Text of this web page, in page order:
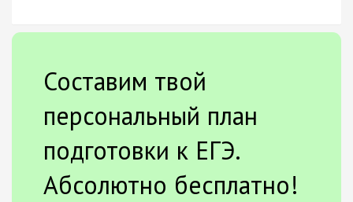
Составим твой
персональный план
подготовки к ЕГЭ.
Абсолютно бесплатно!